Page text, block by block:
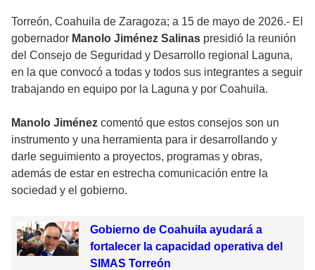
Torreón, Coahuila de Zaragoza; a 15 de mayo de 2026.- El
gobernador Manolo Jiménez Salinas presidió la reunión
del Consejo de Seguridad y Desarrollo regional Laguna,
en la que convocó a todas y todos sus integrantes a seguir
trabajando en equipo por la Laguna y por Coahuila.
Manolo Jiménez comentó que estos consejos son un
instrumento y una herramienta para ir desarrollando y
darle seguimiento a proyectos, programas y obras,
además de estar en estrecha comunicación entre la
sociedad y el gobierno.
Gobierno de Coahuila ayudará a
fortalecer la capacidad operativa del
SIMAS Torreón